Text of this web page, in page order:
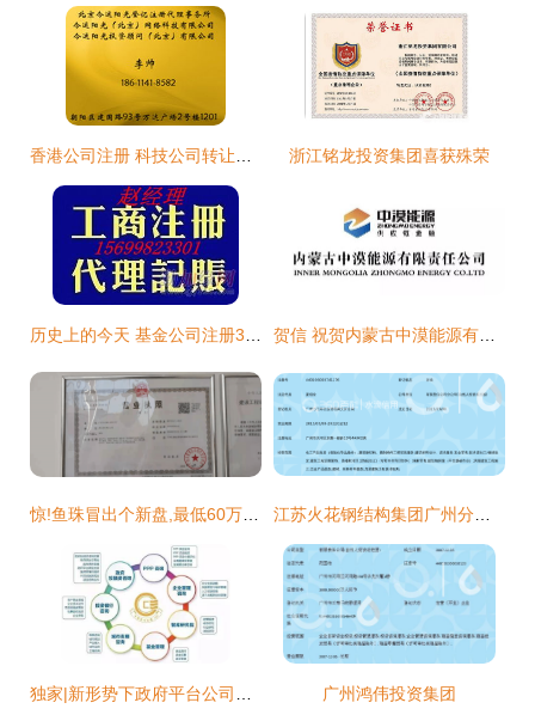
浙江铭龙投资集团喜获殊荣
广州鸿伟投资集团